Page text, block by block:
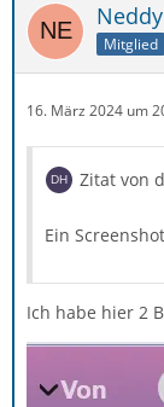
Neddy
Mitglied
16. März 2024 um
Zitat von
Ein
Ich habe hier 2